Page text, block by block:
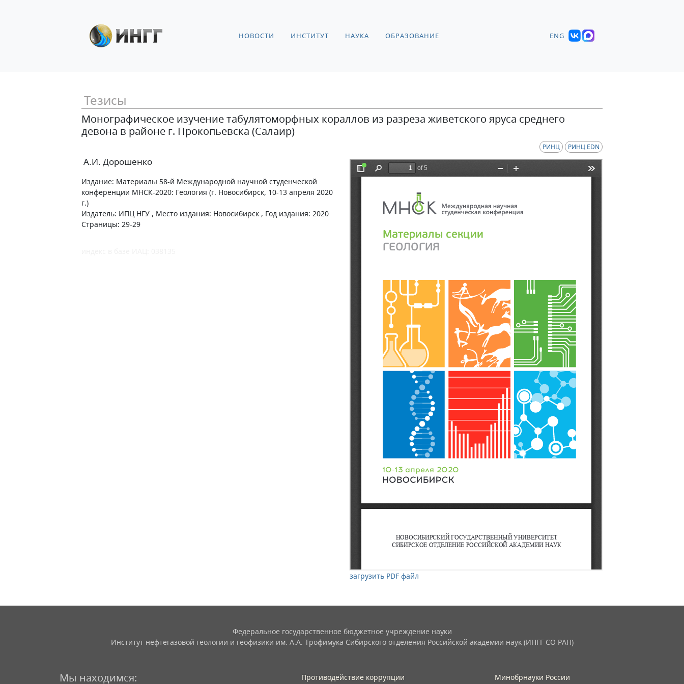
НОВОСТИ ИНСТИТУТ НАУКА ОБРАЗОВАНИЕ ENG
Тезисы
Монографическое изучение табулятоморфных кораллов из разреза живетского яруса среднего
девона в районе г. Прокопьевска (Салаир)
РИНЦ РИНЦ EDN
А.И. Дорошенко
Издание: Материалы 58-й Международной научной студенческой
конференции МНСК-2020: Геология (г. Новосибирск, 10-13 апреля 2020
г.)
Издатель: ИПЦ НГУ , Место издания: Новосибирск , Год издания: 2020
Страницы: 29-29
загрузить PDF файл
Федеральное государственное бюджетное учреждение науки
Институт нефтегазовой геологии и геофизики им. А.А. Трофимука Сибирского отделения Российской академии наук (ИНГГ СО РАН)
Мы находимся:
Противодействие коррупции
Минобрнауки России